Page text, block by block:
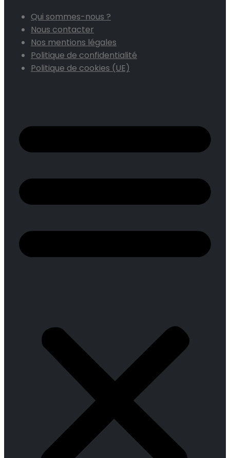
Qui sommes-nous ?
Nous contacter
Nos mentions légales
Politique de confidentialité
Politique de cookies (UE)